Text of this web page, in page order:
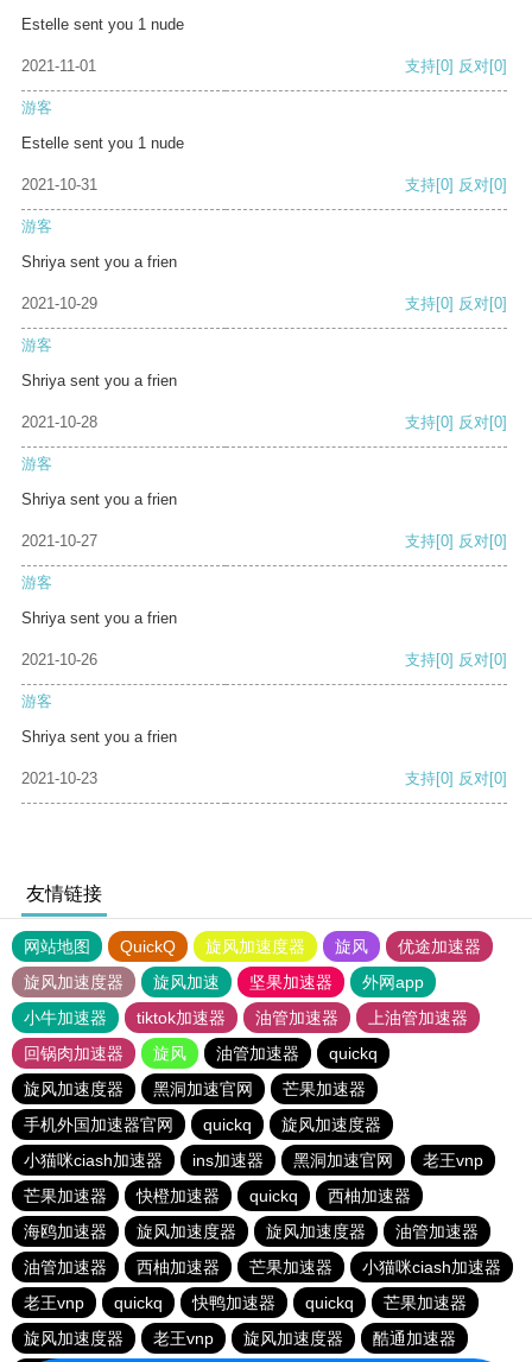
Estelle sent you 1 nude
2021-11-01 支持[0] 反对[0]
游客
Estelle sent you 1 nude
2021-10-31 支持[0] 反对[0]
游客
Shriya sent you a frien
2021-10-29 支持[0] 反对[0]
游客
Shriya sent you a frien
2021-10-28 支持[0] 反对[0]
游客
Shriya sent you a frien
2021-10-27 支持[0] 反对[0]
游客
Shriya sent you a frien
2021-10-26 支持[0] 反对[0]
游客
Shriya sent you a frien
2021-10-23 支持[0] 反对[0]
友情链接
网站地图 QuickQ 旋风加速度器 旋风
优途加速器
旋风加速度器
旋风加速 坚果加速器
外网app
小牛加速器
tiktok加速器 油管加速器
上油管加速器
回锅肉加速器
旋风 油管加速器
quickq
旋风加速度器
黑洞加速官网
芒果加速器
手机外国加速器官网
quickq
旋风加速度器
小猫咪ciash加速器
ins加速器 黑洞加速官网
老王vnp
芒果加速器
快橙加速器 quickq
西柚加速器
海鸥加速器
旋风加速度器 旋风加速度器
油管加速器
油管加速器
西柚加速器 芒果加速器
小猫咪ciash加速器
老王vnp
quickq 快鸭加速器 quickq
芒果加速器
旋风加速度器
老王vnp 旋风加速度器 酷通加速器